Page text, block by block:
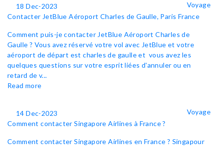
18 Dec-2023
Voyage
Contacter JetBlue Aéroport Charles de Gaulle, Paris France
Comment puis-je contacter JetBlue Aéroport Charles de
Gaulle ? Vous avez réservé votre vol avec JetBlue et votre
aéroport de départ est charles de gaulle et vous avez les
quelques questions sur votre esprit liées d'annuler ou en
retard de v...
Read more
14 Dec-2023
Voyage
Comment contacter Singapore Airlines à France ?
Comment contacter Singapore Airlines en France ? Singapour